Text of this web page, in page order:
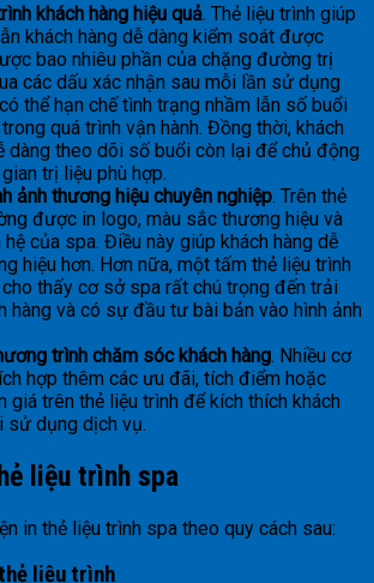
khách hàng hiệu quả. Thẻ liệu trình giúp
khách hàng dễ dàng kiểm soát được
bao nhiêu phần của chặng đường trị
các dấu xác nhận sau mỗi lần sử dụng
thể hạn chế tình trạng nhầm lẫn số buổi
quá trình vận hành. Đồng thời, khách
dàng theo dõi số buổi còn lại để chủ động
trị liệu phù hợp.
ảnh thương hiệu chuyên nghiệp. Trên thẻ
được in logo, màu sắc thương hiệu và
của spa. Điều này giúp khách hàng dễ
hiệu hơn. Hơn nữa, một tấm thẻ liệu trình
thấy cơ sở spa rất chú trọng đến trải
hàng và có sự đầu tư bài bản vào hình ảnh
trình chăm sóc khách hàng. Nhiều cơ
hợp thêm các ưu đãi, tích điểm hoặc
giá trên thẻ liệu trình để kích thích khách
sử dụng dịch vụ.
liệu trình spa
in thẻ liệu trình spa theo quy cách sau:
liệu trình